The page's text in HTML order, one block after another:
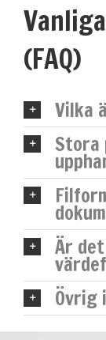
(FAQ)
Vilka
Är
Övrig